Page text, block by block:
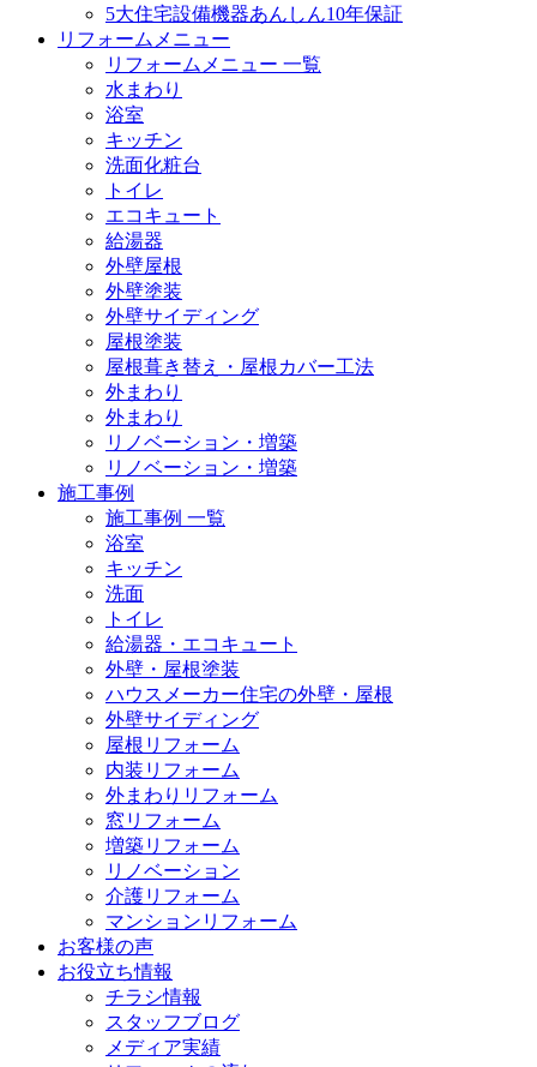
5大住宅設備機器あんしん10年保証
リフォームメニュー
リフォームメニュー 一覧
水まわり
浴室
キッチン
洗面化粧台
トイレ
エコキュート
給湯器
外壁屋根
外壁塗装
外壁サイディング
屋根塗装
屋根葺き替え・屋根カバー工法
外まわり
外まわり
リノベーション・増築
リノベーション・増築
施工事例
施工事例 一覧
浴室
キッチン
洗面
トイレ
給湯器・エコキュート
外壁・屋根塗装
ハウスメーカー住宅の外壁・屋根
外壁サイディング
屋根リフォーム
内装リフォーム
外まわりリフォーム
窓リフォーム
増築リフォーム
リノベーション
介護リフォーム
マンションリフォーム
お客様の声
お役立ち情報
チラシ情報
スタッフブログ
メディア実績